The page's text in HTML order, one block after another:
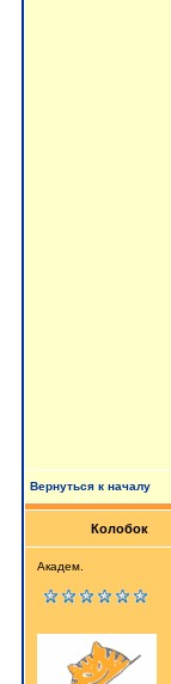
Вернуться к началу
Колобок
Академ.